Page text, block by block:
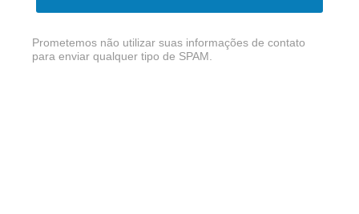
Prometemos não utilizar suas informações de contato
para enviar qualquer tipo de SPAM.